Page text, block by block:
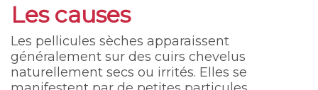
Les causes
Les pellicules sèches apparaissent
généralement sur des cuirs chevelus
naturellement secs ou irrités. Elles se